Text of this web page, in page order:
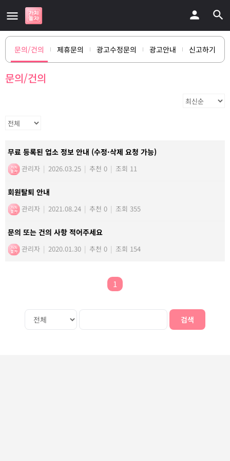
문의/건의 제휴문의 광고수정문의 광고안내 신고하기
문의/건의
무료 등록된 업소 정보 안내 (수정·삭제 요청 가능)
관리자 | 2026.03.25 | 추천 0 | 조회 11
회원탈퇴 안내
관리자 | 2021.08.24 | 추천 0 | 조회 355
문의 또는 건의 사항 적어주세요
관리자 | 2020.01.30 | 추천 0 | 조회 154
1
검색